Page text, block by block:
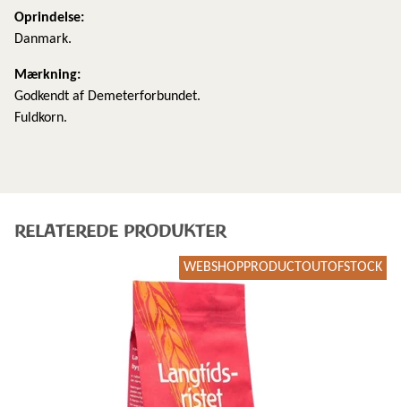
Oprindelse:
Danmark.
Mærkning:
Godkendt af Demeterforbundet.
Fuldkorn.
RELATEREDE PRODUKTER
WEBSHOPPRODUCTOUTOFSTOCK